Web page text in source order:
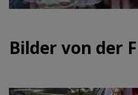
Bilder von der